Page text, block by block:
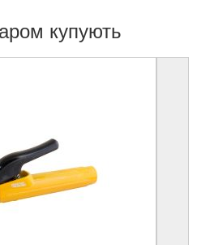
купують